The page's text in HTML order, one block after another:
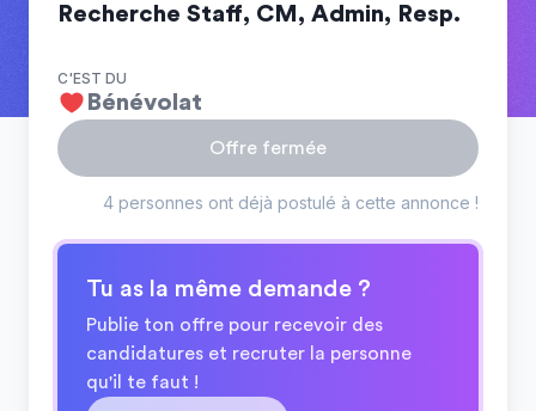
Recherche Staff, CM, Admin, Resp.
C'EST DU
Bénévolat
Offre fermée
4 personnes ont déjà postulé à cette annonce !
Tu as la même demande ?
Publie ton offre pour recevoir des
candidatures et recruter la personne
qu'il te faut !